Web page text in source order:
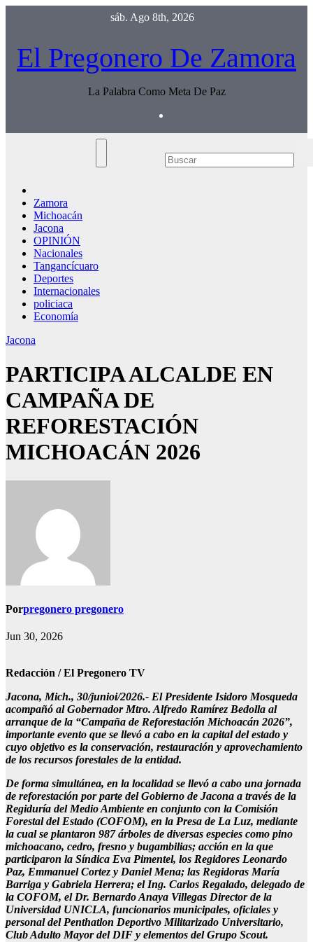
sáb. Ago 8th, 2026
El Pregonero De Zamora
La Palabra Como Meta De Paz
Zamora
Michoacán
Jacona
OPINIÓN
Nacionales
Tangancícuaro
Deportes
Internacionales
policiaca
Economía
Jacona
PARTICIPA ALCALDE EN
CAMPAÑA DE
REFORESTACIÓN
MICHOACÁN 2026
Porpregonero pregonero
Jun 30, 2026
Redacción / El Pregonero TV
Jacona, Mich., 30/junioi/2026.- El Presidente Isidoro Mosqueda
acompañó al Gobernador Mtro. Alfredo Ramírez Bedolla al
arranque de la “Campaña de Reforestación Michoacán 2026”,
importante evento que se llevó a cabo en la capital del estado y
cuyo objetivo es la conservación, restauración y aprovechamiento
de los recursos forestales de la entidad.
De forma simultánea, en la localidad se llevó a cabo una jornada
de reforestación por parte del Gobierno de Jacona a través de la
Regiduría del Medio Ambiente en conjunto con la Comisión
Forestal del Estado (COFOM), en la Presa de La Luz, mediante
la cual se plantaron 987 árboles de diversas especies como pino
michoacano, cedro, fresno y bugambilias; acción en la que
participaron la Síndica Eva Pimentel, los Regidores Leonardo
Paz, Emmanuel Cortez y Daniel Mena; las Regidoras María
Barriga y Gabriela Herrera; el Ing. Carlos Regalado, delegado de
la COFOM, el Dr. Bernardo Anaya Villegas Director de la
Universidad UNICLA, funcionarios municipales, oficiales y
personal del Penthatlon Deportivo Militarizado Universitario,
Club Adulto Mayor del DIF y elementos del Grupo Scout.